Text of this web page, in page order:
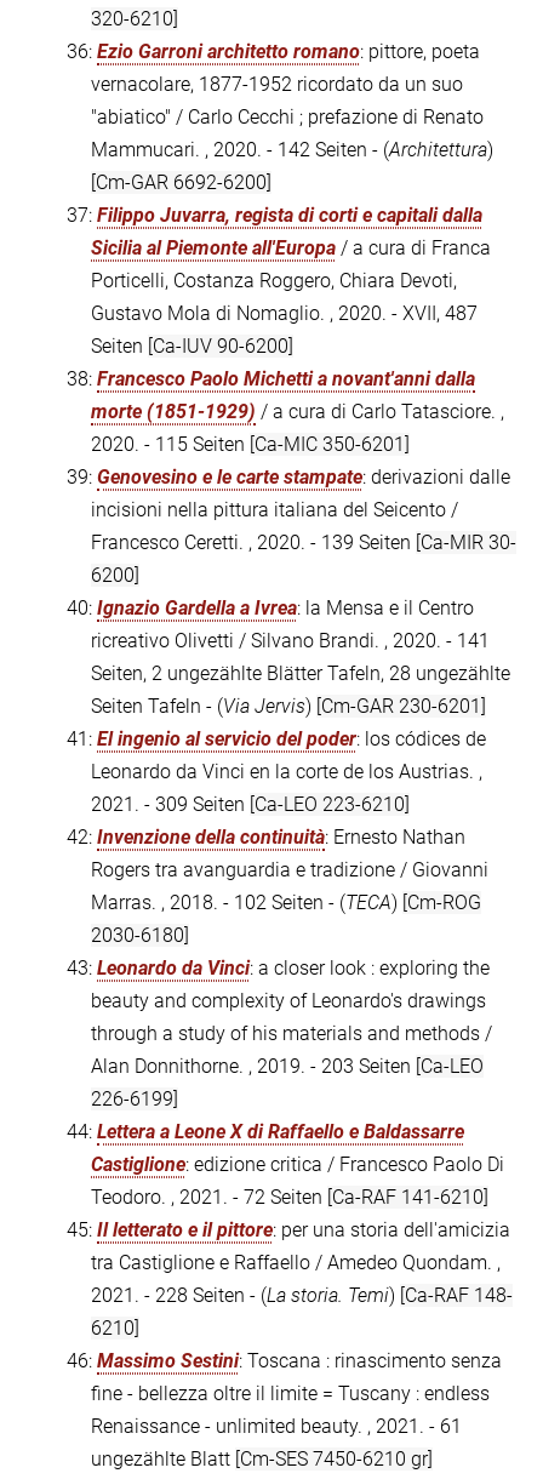
320-6210]
36: Ezio Garroni architetto romano: pittore, poeta
vernacolare, 1877-1952 ricordato da un suo
"abiatico" / Carlo Cecchi ; prefazione di Renato
Mammucari. , 2020. - 142 Seiten - (Architettura)
[Cm-GAR 6692-6200]
37: Filippo Juvarra, regista di corti e capitali dalla
Sicilia al Piemonte all'Europa / a cura di Franca
Porticelli, Costanza Roggero, Chiara Devoti,
Gustavo Mola di Nomaglio. , 2020. - XVII, 487
Seiten [Ca-IUV 90-6200]
38: Francesco Paolo Michetti a novant'anni dalla
morte (1851-1929) / a cura di Carlo Tatasciore. ,
2020. - 115 Seiten [Ca-MIC 350-6201]
39: Genovesino e le carte stampate: derivazioni dalle
incisioni nella pittura italiana del Seicento /
Francesco Ceretti. , 2020. - 139 Seiten [Ca-MIR 30-
6200]
40: Ignazio Gardella a Ivrea: la Mensa e il Centro
ricreativo Olivetti / Silvano Brandi. , 2020. - 141
Seiten, 2 ungezählte Blätter Tafeln, 28 ungezählte
Seiten Tafeln - (Via Jervis) [Cm-GAR 230-6201]
41: El ingenio al servicio del poder: los códices de
Leonardo da Vinci en la corte de los Austrias. ,
2021. - 309 Seiten [Ca-LEO 223-6210]
42: Invenzione della continuità: Ernesto Nathan
Rogers tra avanguardia e tradizione / Giovanni
Marras. , 2018. - 102 Seiten - (TECA) [Cm-ROG
2030-6180]
43: Leonardo da Vinci: a closer look : exploring the
beauty and complexity of Leonardo's drawings
through a study of his materials and methods /
Alan Donnithorne. , 2019. - 203 Seiten [Ca-LEO
226-6199]
44: Lettera a Leone X di Raffaello e Baldassarre
Castiglione: edizione critica / Francesco Paolo Di
Teodoro. , 2021. - 72 Seiten [Ca-RAF 141-6210]
45: Il letterato e il pittore: per una storia dell'amicizia
tra Castiglione e Raffaello / Amedeo Quondam. ,
2021. - 228 Seiten - (La storia. Temi) [Ca-RAF 148-
6210]
46: Massimo Sestini: Toscana : rinascimento senza
fine - bellezza oltre il limite = Tuscany : endless
Renaissance - unlimited beauty. , 2021. - 61
ungezählte Blatt [Cm-SES 7450-6210 gr]